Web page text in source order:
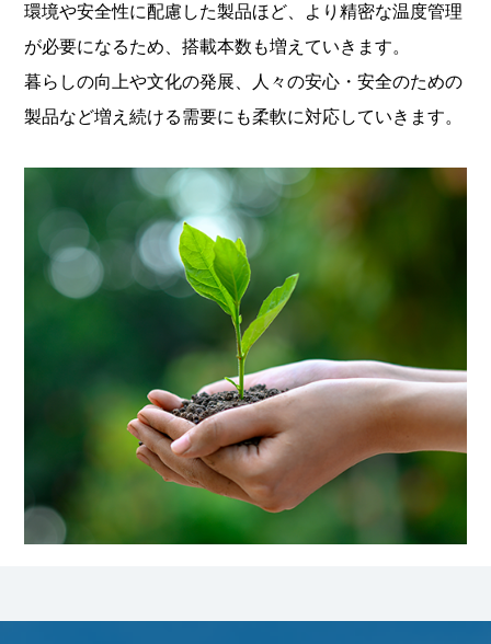
環境や安全性に配慮した製品ほど、より精密な温度管理
が必要になるため、搭載本数も増えていきます。
暮らしの向上や文化の発展、人々の安心・安全のための
製品など増え続ける需要にも柔軟に対応していきます。